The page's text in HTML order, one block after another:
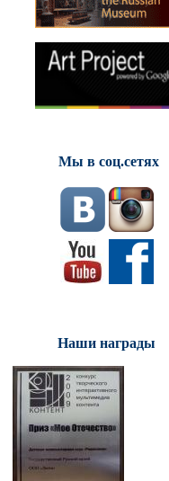
Мы в соц.сетях
Наши награды